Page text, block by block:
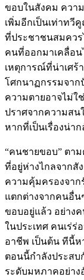
ขอบในสังคม ควา
เพิ่มอีกเป็นเท่าทวี
ที่ประชาชนสมควร
คนที่ออกมาเคลื่อน
เหตุการณ์ที่น่าเศร้
โศกนาฏกรรมจาก
ความตายอาจไม่ใ
ปราศจากความสน
หากที่เป็นเรื่องน่าก
“คนชายขอบ” ตา
ที่อยู่ห่างไกลจากสั
ความคุ้มครองจา
แตกต่างจากคนอื่น
ขอบอยู่แล้ว อย่าง
ในประเทศ คนเร่
อาชีพ เป็นต้น ทีนี้ห
ตอนนี้กำลังประสบ
ระดับมหภาคอย่าง